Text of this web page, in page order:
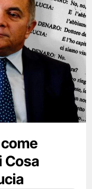
Cosa